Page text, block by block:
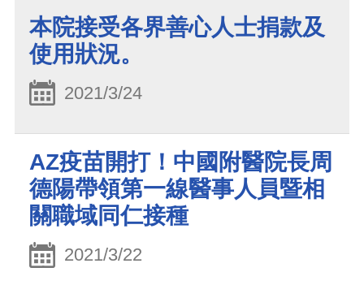
本院接受各界善心人士捐款及
使用狀況。
2021/3/24
AZ疫苗開打！中國附醫院長周
德陽帶領第一線醫事人員暨相
關職域同仁接種
2021/3/22